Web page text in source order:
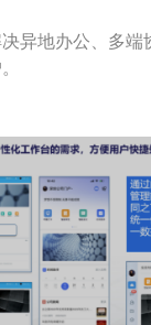
决异地办公、多